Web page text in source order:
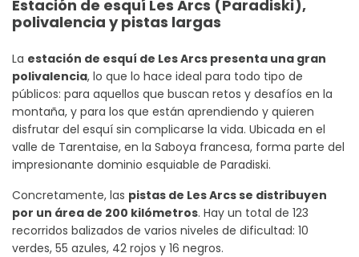
Estación de esquí Les Arcs (Paradiski),
polivalencia y pistas largas
La estación de esquí de Les Arcs presenta una gran
polivalencia, lo que lo hace ideal para todo tipo de
públicos: para aquellos que buscan retos y desafíos en la
montaña, y para los que están aprendiendo y quieren
disfrutar del esquí sin complicarse la vida. Ubicada en el
valle de Tarentaise, en la Saboya francesa, forma parte del
impresionante dominio esquiable de Paradiski.
Concretamente, las pistas de Les Arcs se distribuyen
por un área de 200 kilómetros. Hay un total de 123
recorridos balizados de varios niveles de dificultad: 10
verdes, 55 azules, 42 rojos y 16 negros.